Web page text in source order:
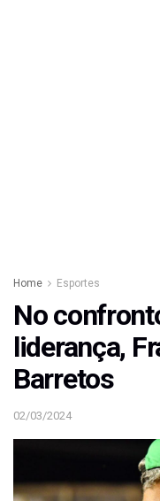
Home Esportes
No
liderança,
Barretos
02/03/2024